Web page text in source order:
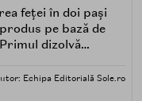
feței în doi pași
pe bază de
dizolvă
solubile în
Echipa Editorială Sole.ro